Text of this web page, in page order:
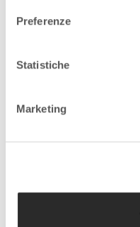
Preferenze
Statistiche
Marketing
20 Aprile 2020
di Venezia ai forti di